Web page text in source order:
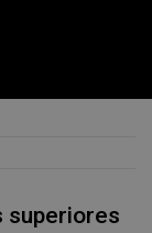
superiores